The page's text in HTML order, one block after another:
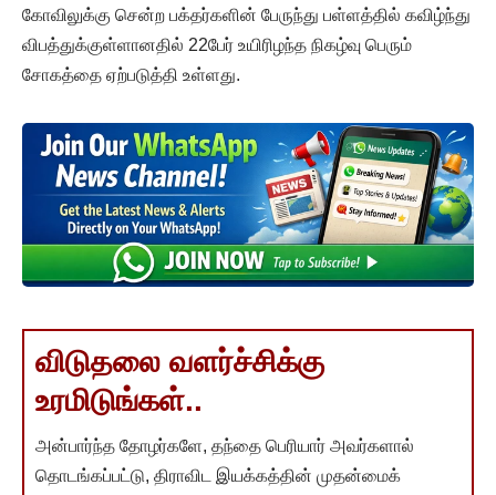
கோவிலுக்கு சென்ற பக்தர்களின் பேருந்து பள்ளத்தில் கவிழ்ந்து
விபத்துக்குள்ளானதில் 22பேர் உயிரிழந்த நிகழ்வு பெரும்
சோகத்தை ஏற்படுத்தி உள்ளது.
விடுதலை வளர்ச்சிக்கு
உரமிடுங்கள்..
அன்பார்ந்த தோழர்களே, தந்தை பெரியார் அவர்களால்
தொடங்கப்பட்டு, திராவிட இயக்கத்தின் முதன்மைக்